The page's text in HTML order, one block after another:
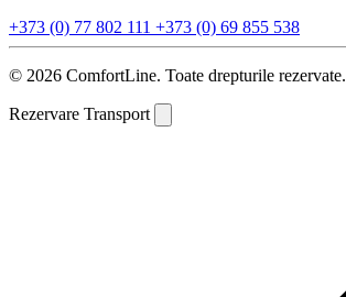
+373 (0) 77 802 111 +373 (0) 69 855 538
© 2026 ComfortLine. Toate drepturile rezervate.
Rezervare Transport